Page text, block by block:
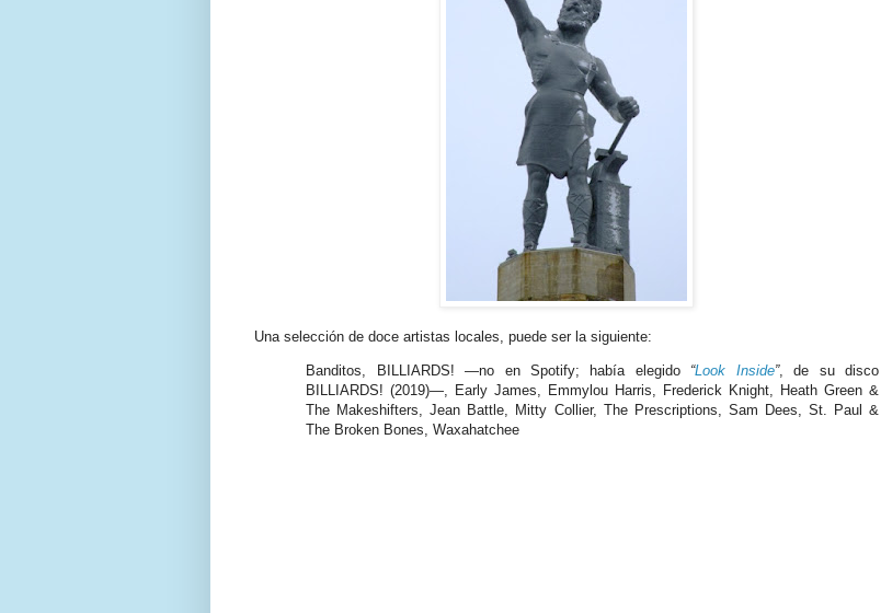
Una selección de doce artistas locales, puede ser la siguiente:
Banditos, BILLIARDS! —no en Spotify; había elegido “Look Inside”, de su disco
BILLIARDS! (2019)—, Early James, Emmylou Harris, Frederick Knight, Heath Green &
The Makeshifters, Jean Battle, Mitty Collier, The Prescriptions, Sam Dees, St. Paul &
The Broken Bones, Waxahatchee